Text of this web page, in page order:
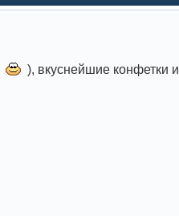
), вкуснейшие конфетки и